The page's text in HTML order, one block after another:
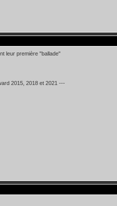
leur première "ballade"
2015, 2018 et 2021 ---